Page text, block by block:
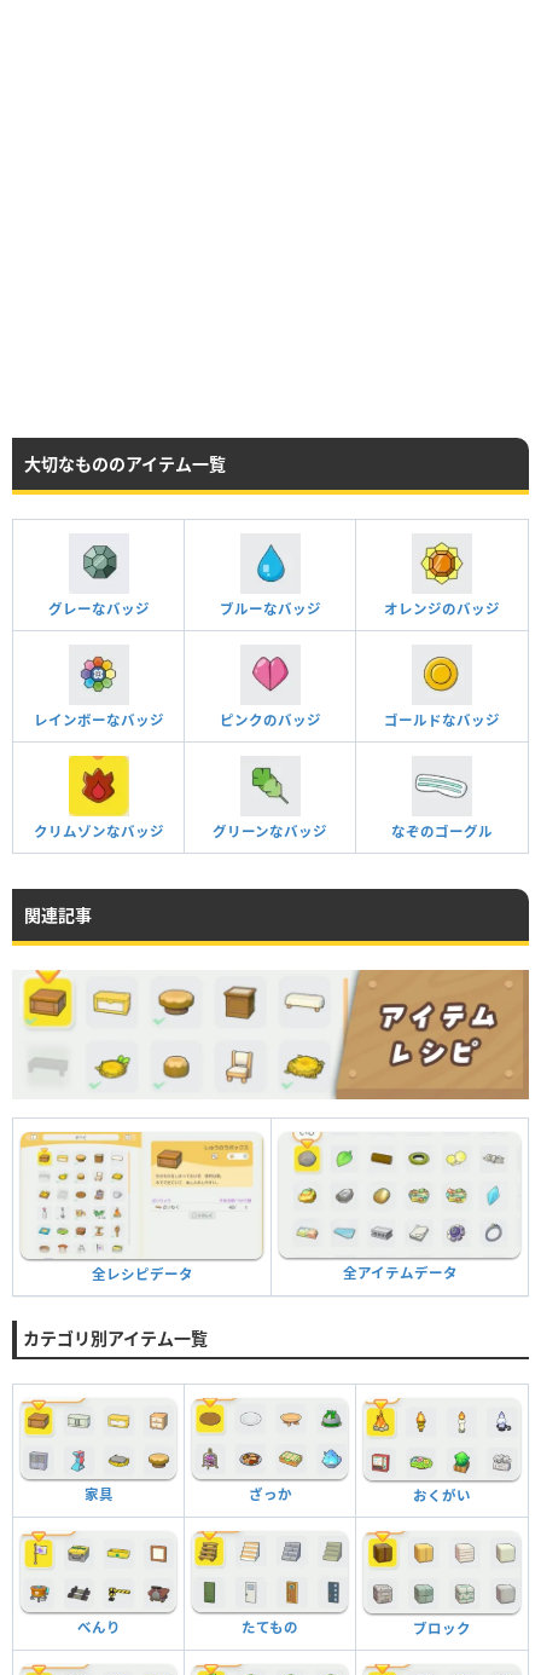
大切なもののアイテム一覧
グレーなバッジ ブルーなバッジ オレンジのバッジ
レインボーなバッジ ピンクのバッジ ゴールドなバッジ
クリムゾンなバッジ グリーンなバッジ なぞのゴーグル
関連記事
全レシピデータ 全アイテムデータ
カテゴリ別アイテム一覧
家具 ざっか おくがい
べんり たてもの ブロック